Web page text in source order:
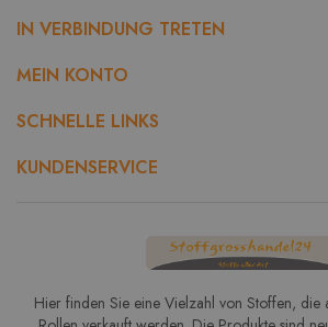
IN VERBINDUNG TRETEN
MEIN KONTO
SCHNELLE LINKS
KUNDENSERVICE
Hier finden Sie eine Vielzahl von Stoffen, die